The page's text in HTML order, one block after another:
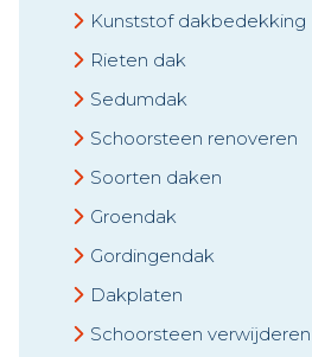
Kunststof dakbedekking
Rieten dak
Sedumdak
Schoorsteen renoveren
Soorten daken
Groendak
Gordingendak
Dakplaten
Schoorsteen verwijderen